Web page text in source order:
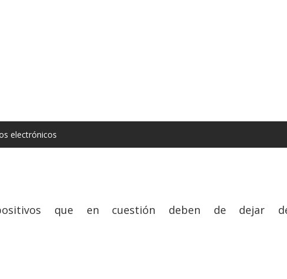
electrónicos
que en cuestión deben de dejar